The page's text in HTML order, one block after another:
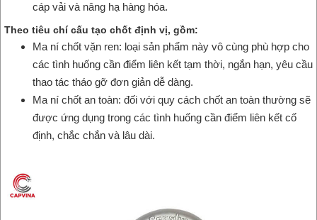
cáp vải và nâng hạ hàng hóa.
Theo tiêu chí cấu tạo chốt định vị, gồm:
Ma ní chốt vặn ren: loại sản phẩm này vô cùng phù hợp cho
các tình huống cần điểm liên kết tạm thời, ngắn hạn, yêu cầu
thao tác tháo gỡ đơn giản dễ dàng.
Ma ní chốt an toàn: đối với quy cách chốt an toàn thường sẽ
được ứng dụng trong các tình huống cần điểm liên kết cố
định, chắc chắn và lâu dài.